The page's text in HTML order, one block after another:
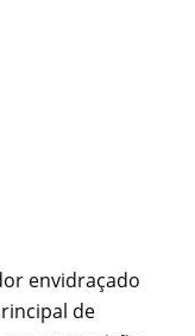
envidraçado
de